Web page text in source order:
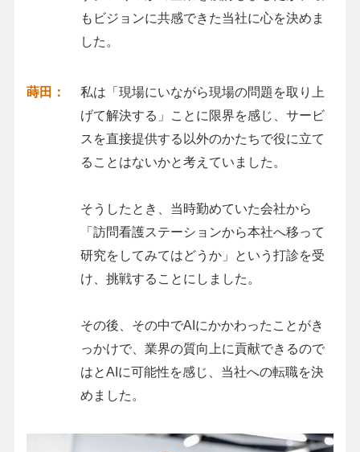
もビジョンに共感できた当社に心を決めま
した。
蒔田：
私は「現場にいながら現場の問題を取り上
げて解決する」ことに限界を感じ、サービ
スを直接提供する以外のかたちで役に立て
ることはないかと考えていました。
そうしたとき、当時勤めていた会社から
「訪問看護ステーションから本社へ移って
研究をしてみてはどうか」という打診を受
け、挑戦することにしました。
その後、その中でAIにかかわったことがき
っかけで、業界の質向上に貢献できるので
はとAIに可能性を感じ、当社への転職を決
めました。